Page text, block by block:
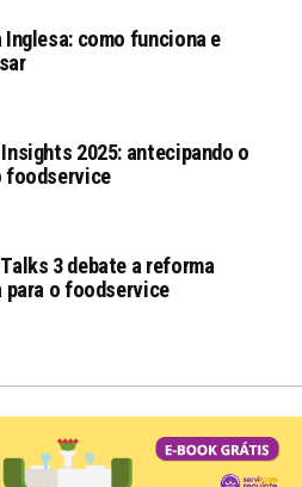
Inglesa: como funciona e
2025: antecipando o
foodservice
3 debate a reforma
o foodservice